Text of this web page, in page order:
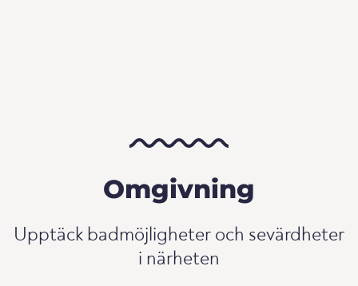
Omgivning
Upptäck badmöjligheter och sevärdheter
i närheten